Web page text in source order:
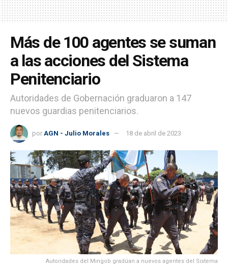
Más de 100 agentes se suman
a las acciones del Sistema
Penitenciario
Autoridades de Gobernación graduaron a 147
nuevos guardias penitenciarios.
por AGN - Julio Morales 18 de abril de 2023
Autoridades del Mingob gradúan a nuevos agentes del Sistema